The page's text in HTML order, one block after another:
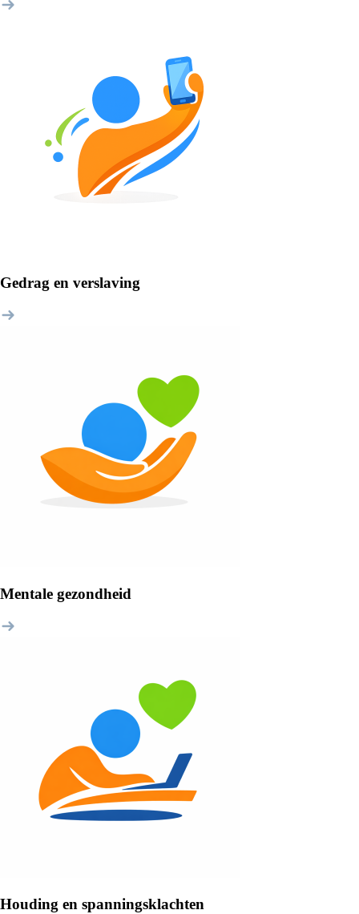
Gedrag en verslaving
Mentale gezondheid
Houding en spanningsklachten